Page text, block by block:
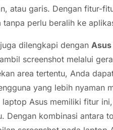
atau garis. Dengan fitur-
perlu beralih ke
dilengkapi dengan
screenshot melalui
area tertentu, Anda
yang lebih nyaman
Asus memiliki fitur
Dengan kombinasi antara